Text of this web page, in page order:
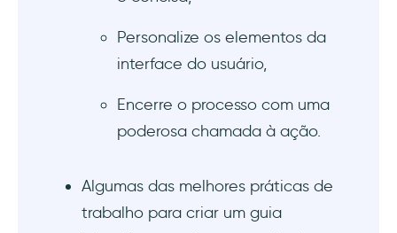
Personalize os elementos da
interface do usuário,
Encerre o processo com uma
poderosa chamada à ação.
Algumas das melhores práticas de
trabalho para criar um guia